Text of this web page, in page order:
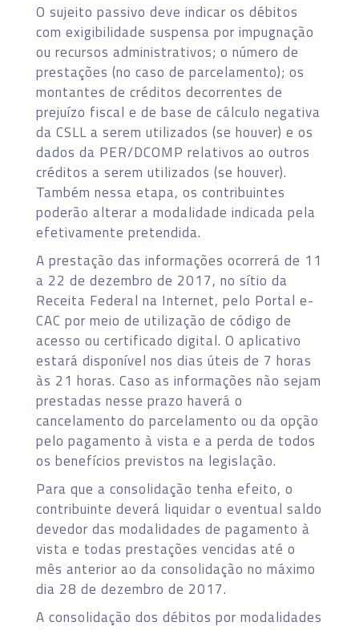
O sujeito passivo deve indicar os débitos
com exigibilidade suspensa por impugnação
ou recursos administrativos; o número de
prestações (no caso de parcelamento); os
montantes de créditos decorrentes de
prejuízo fiscal e de base de cálculo negativa
da CSLL a serem utilizados (se houver) e os
dados da PER/DCOMP relativos ao outros
créditos a serem utilizados (se houver).
Também nessa etapa, os contribuintes
poderão alterar a modalidade indicada pela
efetivamente pretendida.
A prestação das informações ocorrerá de 11
a 22 de dezembro de 2017, no sítio da
Receita Federal na Internet, pelo Portal e-
CAC por meio de utilização de código de
acesso ou certificado digital. O aplicativo
estará disponível nos dias úteis de 7 horas
às 21 horas. Caso as informações não sejam
prestadas nesse prazo haverá o
cancelamento do parcelamento ou da opção
pelo pagamento à vista e a perda de todos
os benefícios previstos na legislação.
Para que a consolidação tenha efeito, o
contribuinte deverá liquidar o eventual saldo
devedor das modalidades de pagamento à
vista e todas prestações vencidas até o
mês anterior ao da consolidação no máximo
dia 28 de dezembro de 2017.
A consolidação dos débitos por modalidades